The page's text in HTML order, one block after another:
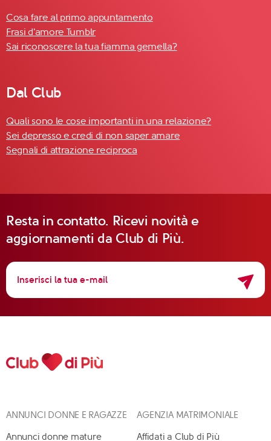
Cosa fare al primo appuntamento
Frasi d'amore Tumblr
Sai riconoscere la tua fiamma gemella?
Dal Club
Quali sono le cose importanti in una relazione?
Sei depresso e credi di non saper amare
Segnali di attrazione reciproca
Resta in contatto. Ricevi novità e
aggiornamenti da Club di Più.
ANNUNCI DONNE E RAGAZZE
Annunci donne mature
AGENZIA MATRIMONIALE
Affidati a Club di Più